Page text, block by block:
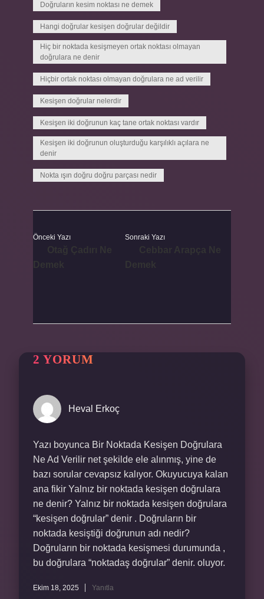
Doğruların kesim noktası ne demek
Hangi doğrular kesişen doğrular değildir
Hiç bir noktada kesişmeyen ortak noktası olmayan
doğrulara ne denir
Hiçbir ortak noktası olmayan doğrulara ne ad verilir
Kesişen doğrular nelerdir
Kesişen iki doğrunun kaç tane ortak noktası vardır
Kesişen iki doğrunun oluşturduğu karşılıklı açılara ne
denir
Nokta ışın doğru doğru parçası nedir
Önceki Yazı Sonraki Yazı
2 YORUM
Heval Erkoç
Yazı boyunca Bir Noktada Kesişen Doğrulara
Ne Ad Verilir net şekilde ele alınmış, yine de
bazı sorular cevapsız kalıyor. Okuyucuya kalan
ana fikir Yalnız bir noktada kesişen doğrulara
ne denir? Yalnız bir noktada kesişen doğrulara
“kesişen doğrular” denir . Doğruların bir
noktada kesiştiği doğrunun adı nedir?
Doğruların bir noktada kesişmesi durumunda ,
bu doğrulara “noktadaş doğrular” denir. oluyor.
Ekim 18, 2025 Yanıtla